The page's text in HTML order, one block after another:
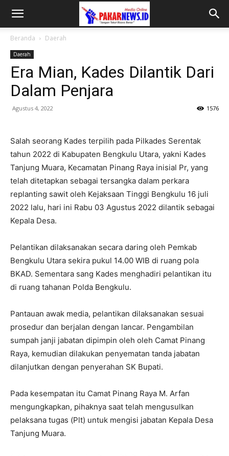
Beranda Daerah
Daerah
Era Mian, Kades Dilantik Dari
Dalam Penjara
Agustus 4, 2022 1576
Salah seorang Kades terpilih pada Pilkades Serentak
tahun 2022 di Kabupaten Bengkulu Utara, yakni Kades
Tanjung Muara, Kecamatan Pinang Raya inisial Pr, yang
telah ditetapkan sebagai tersangka dalam perkara
replanting sawit oleh Kejaksaan Tinggi Bengkulu 16 juli
2022 lalu, hari ini Rabu 03 Agustus 2022 dilantik sebagai
Kepala Desa.
Pelantikan dilaksanakan secara daring oleh Pemkab
Bengkulu Utara sekira pukul 14.00 WIB di ruang pola
BKAD. Sementara sang Kades menghadiri pelantikan itu
di ruang tahanan Polda Bengkulu.
Pantauan awak media, pelantikan dilaksanakan sesuai
prosedur dan berjalan dengan lancar. Pengambilan
sumpah janji jabatan dipimpin oleh oleh Camat Pinang
Raya, kemudian dilakukan penyematan tanda jabatan
dilanjutkan dengan penyerahan SK Bupati.
Pada kesempatan itu Camat Pinang Raya M. Arfan
mengungkapkan, pihaknya saat telah mengusulkan
pelaksana tugas (Plt) untuk mengisi jabatan Kepala Desa
Tanjung Muara.